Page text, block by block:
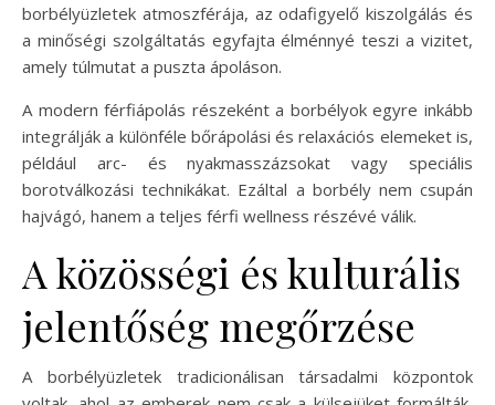
borbélyüzletek atmoszférája, az odafigyelő kiszolgálás és
a minőségi szolgáltatás egyfajta élménnyé teszi a vizitet,
amely túlmutat a puszta ápoláson.
A modern férfiápolás részeként a borbélyok egyre inkább
integrálják a különféle bőrápolási és relaxációs elemeket is,
például arc- és nyakmasszázsokat vagy speciális
borotválkozási technikákat. Ezáltal a borbély nem csupán
hajvágó, hanem a teljes férfi wellness részévé válik.
A közösségi és kulturális
jelentőség megőrzése
A borbélyüzletek tradicionálisan társadalmi központok